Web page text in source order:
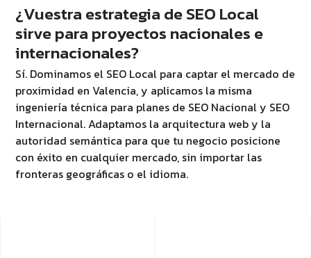
¿Vuestra estrategia de SEO Local
sirve para proyectos nacionales e
internacionales?
Sí. Dominamos el SEO Local para captar el mercado de
proximidad en Valencia, y aplicamos la misma
ingeniería técnica para planes de SEO Nacional y SEO
Internacional. Adaptamos la arquitectura web y la
autoridad semántica para que tu negocio posicione
con éxito en cualquier mercado, sin importar las
fronteras geográficas o el idioma.